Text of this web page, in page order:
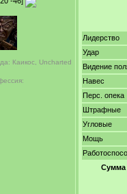
Каикос, Uncharted
Лидерство
Удар
Видение
Навес
Перс. опека
Штрафные
Угловые
Мощь
Сумма